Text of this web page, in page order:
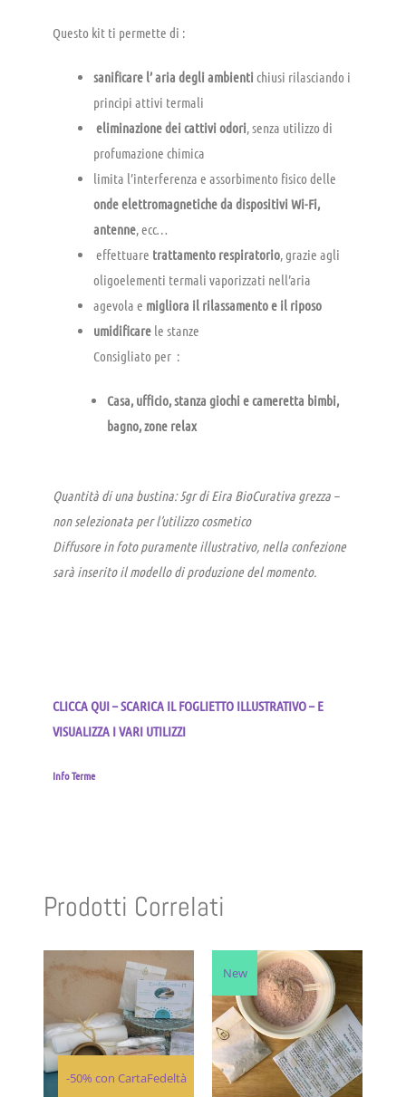
Questo kit ti permette di :
sanificare l’ aria degli ambientichiusi rilasciando i
principi attivi termali
eliminazione dei cattivi odori, senza utilizzo di
profumazione chimica
limita l’interferenza e assorbimento fisico delle
onde elettromagnetiche da dispositivi Wi-Fi,
antenne, ecc…
effettuare trattamento respiratorio, grazie agli
oligoelementi termali vaporizzati nell’aria
agevola e migliora il rilassamento e il riposo
umidificarele stanze
Consigliato per :
Casa, ufficio, stanza giochi e cameretta bimbi,
bagno, zone relax
Quantità di una bustina: 5gr di Eira BioCurativa grezza –
non selezionata per l’utilizzo cosmetico
Diffusore in foto puramente illustrativo, nella confezione
sarà inserito il modello di produzione del momento.
CLICCA QUI – SCARICA IL FOGLIETTO ILLUSTRATIVO – E
VISUALIZZA I VARI UTILIZZI
Info Terme
Prodotti Correlati
-50% con CartaFedeltà
New